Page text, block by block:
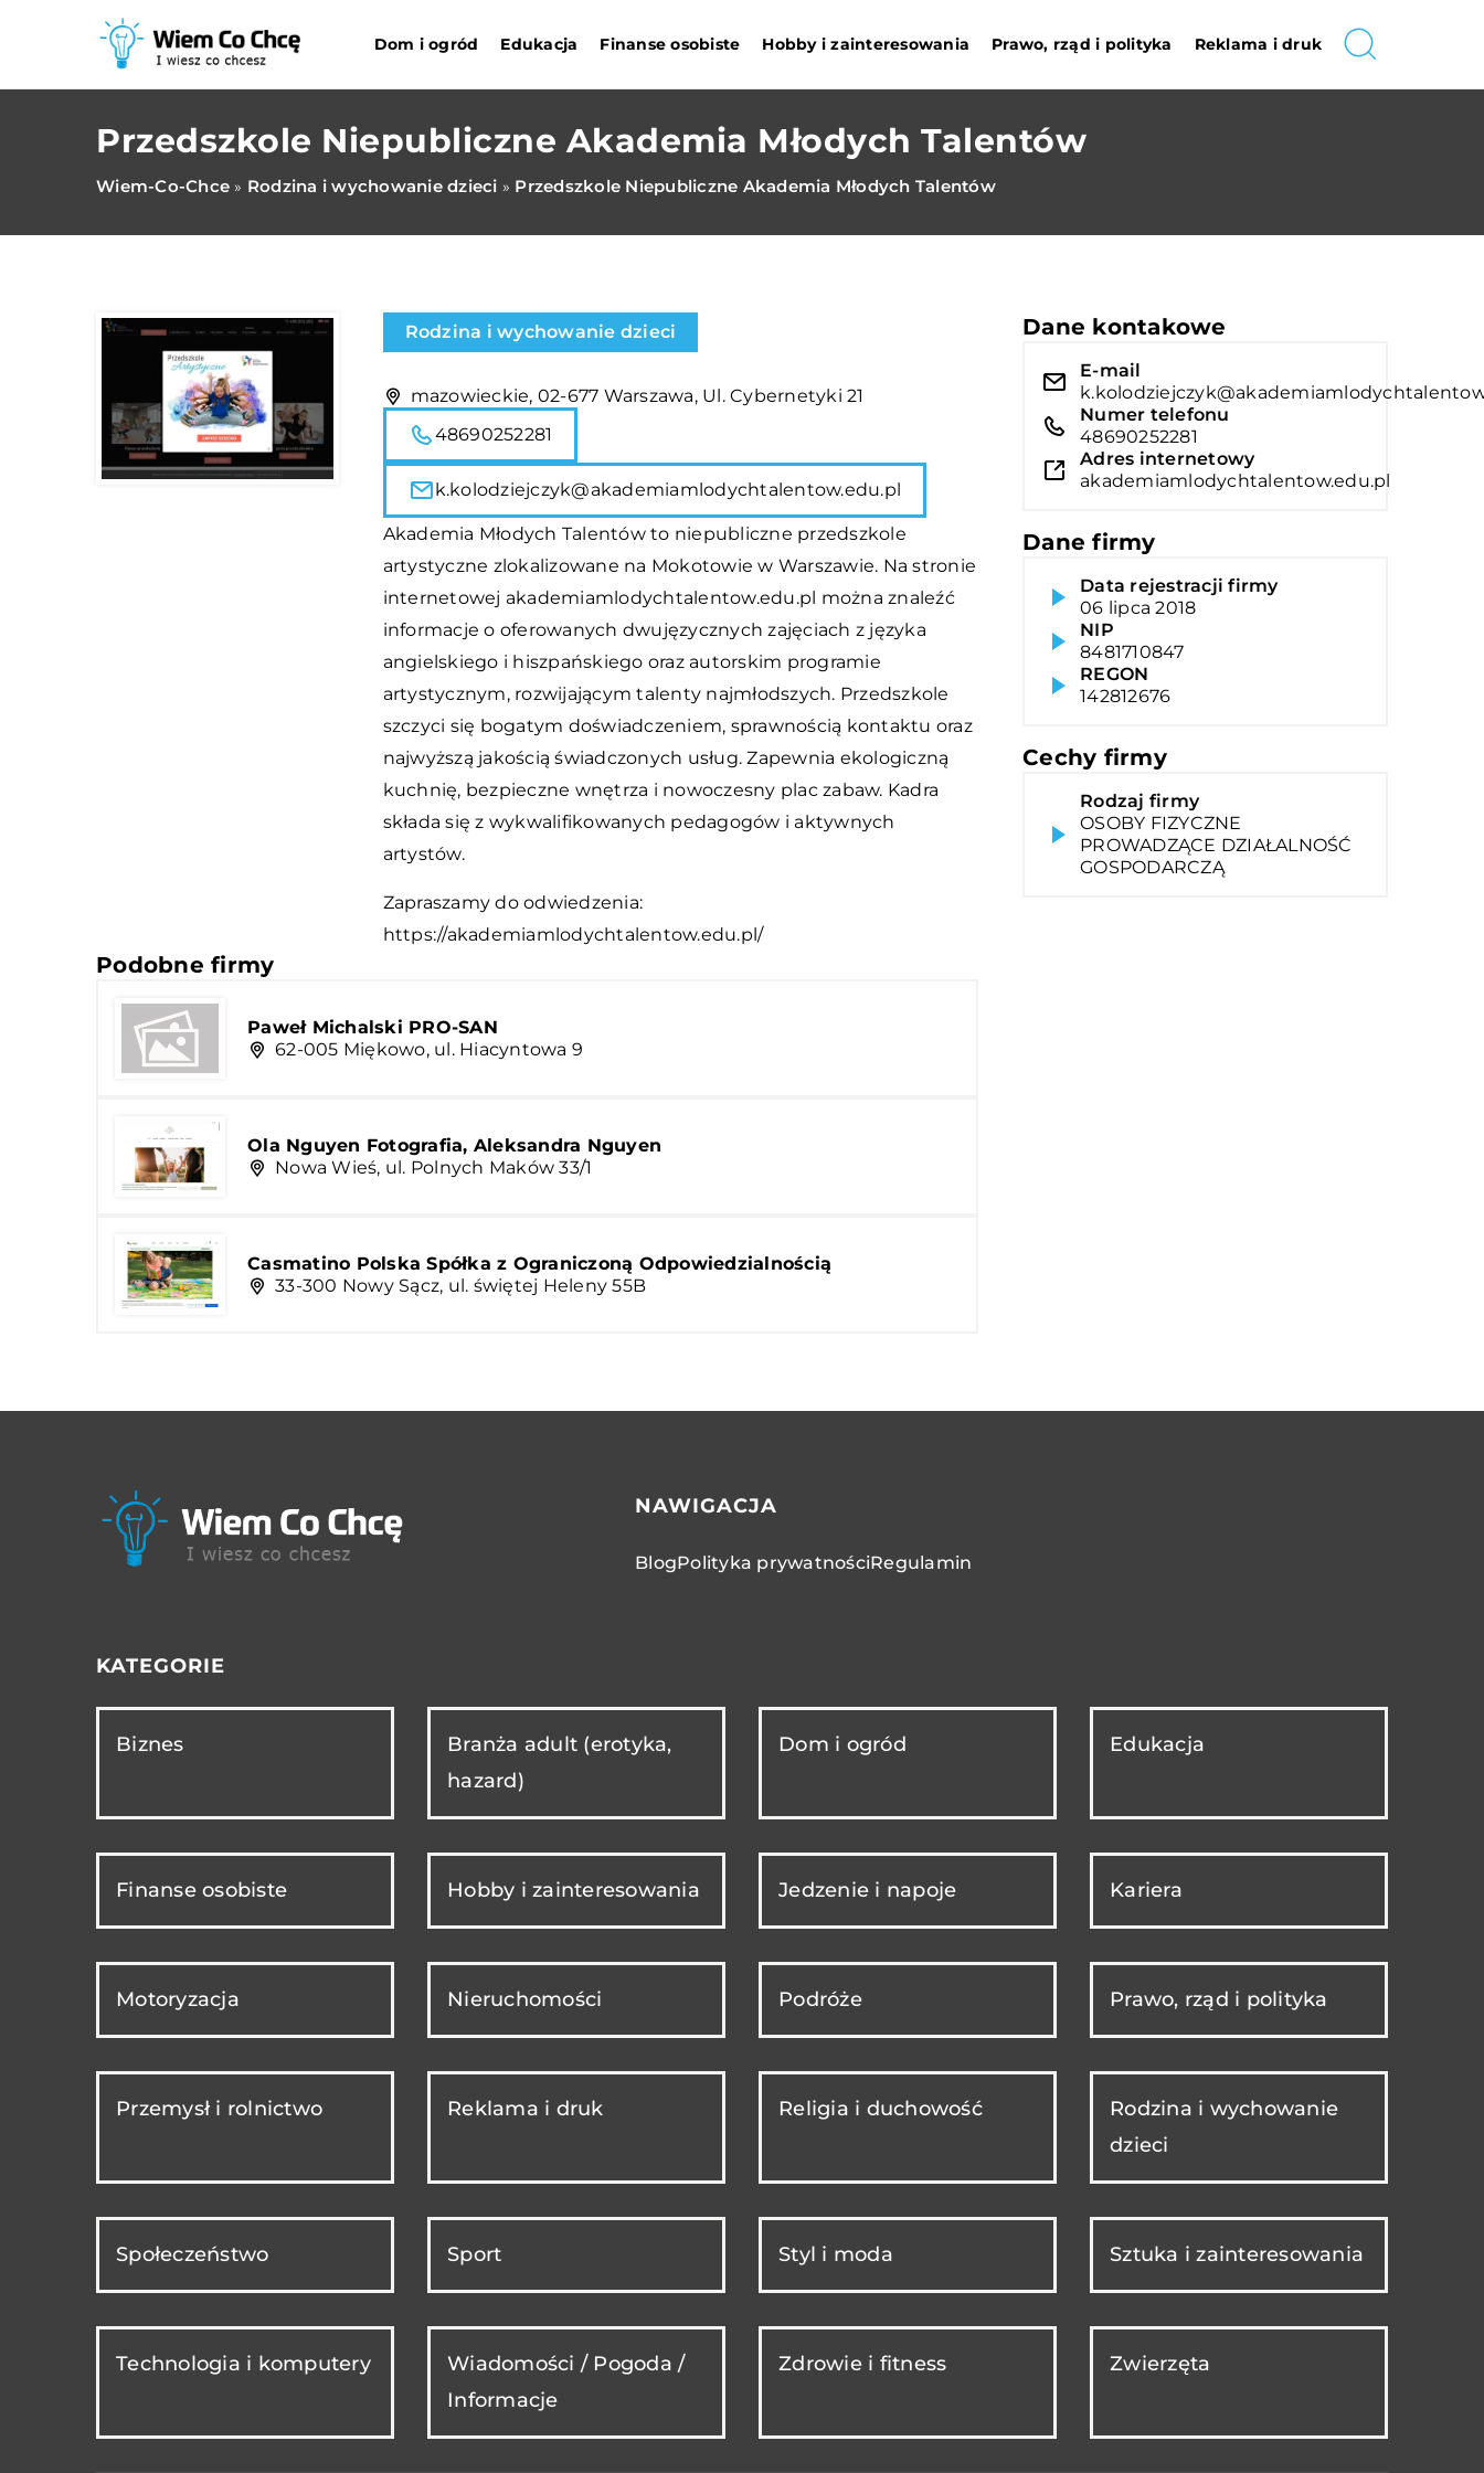
Dom i ogród Edukacja Finanse osobiste Hobby i zainteresowania Prawo, rząd i polityka Reklama i druk
Przedszkole Niepubliczne Akademia Młodych Talentów
Wiem-Co-Chce » Rodzina i wychowanie dzieci » Przedszkole Niepubliczne Akademia Młodych Talentów
Rodzina i wychowanie dzieci
mazowieckie, 02-677 Warszawa, Ul. Cybernetyki 21
48690252281
k.kolodziejczyk@akademiamlodychtalentow.edu.pl
Akademia Młodych Talentów to niepubliczne przedszkole
artystyczne zlokalizowane na Mokotowie w Warszawie. Na stronie
internetowej akademiamlodychtalentow.edu.pl można znaleźć
informacje o oferowanych dwujęzycznych zajęciach z języka
angielskiego i hiszpańskiego oraz autorskim programie
artystycznym, rozwijającym talenty najmłodszych. Przedszkole
szczyci się bogatym doświadczeniem, sprawnością kontaktu oraz
najwyższą jakością świadczonych usług. Zapewnia ekologiczną
kuchnię, bezpieczne wnętrza i nowoczesny plac zabaw. Kadra
składa się z wykwalifikowanych pedagogów i aktywnych
artystów.
Zapraszamy do odwiedzenia:
https://akademiamlodychtalentow.edu.pl/
Podobne firmy
Paweł Michalski PRO-SAN
62-005 Miękowo, ul. Hiacyntowa 9
Ola Nguyen Fotografia, Aleksandra Nguyen
Nowa Wieś, ul. Polnych Maków 33/1
Casmatino Polska Spółka z Ograniczoną Odpowiedzialnością
33-300 Nowy Sącz, ul. świętej Heleny 55B
Dane kontakowe
E-mail
Numer telefonu
48690252281
Adres internetowy
akademiamlodychtalentow.edu.pl
Dane firmy
Data rejestracji firmy
06 lipca 2018
NIP
8481710847
REGON
142812676
Cechy firmy
Rodzaj firmy
OSOBY FIZYCZNE
PROWADZĄCE DZIAŁALNOŚĆ
GOSPODARCZĄ
NAWIGACJA
BlogPolityka prywatnościRegulamin
KATEGORIE
Biznes
Branża adult (erotyka,
hazard)
Dom i ogród Edukacja
Finanse osobiste Hobby i zainteresowania Jedzenie i napoje Kariera
Motoryzacja Nieruchomości Podróże Prawo, rząd i polityka
Przemysł i rolnictwo Reklama i druk Religia i duchowość
Rodzina i wychowanie
dzieci
Społeczeństwo Sport Styl i moda Sztuka i zainteresowania
Technologia i komputery
Wiadomości / Pogoda /
Informacje
Zdrowie i fitness Zwierzęta